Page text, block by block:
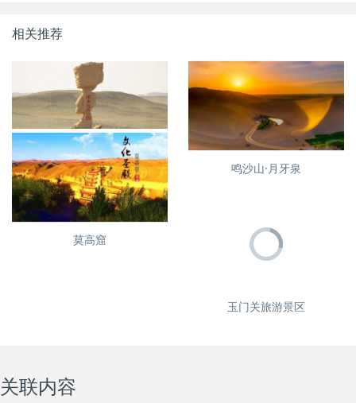
相关推荐
亚洲最大的雅丹地貌--敦煌雅
丹，没有魔鬼的魔鬼城
鸣沙山·月牙泉
莫高窟
玉门关旅游景区
关联内容